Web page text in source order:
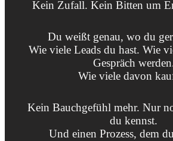
Kein Zufall. Kein Bitten um
Du weißt genau, wo du
Wie viele Leads du hast. Wie
Gespräch
Wie viele davon
Kein Bauchgefühl mehr. Nur
du kennst.
Und einen Prozess, dem